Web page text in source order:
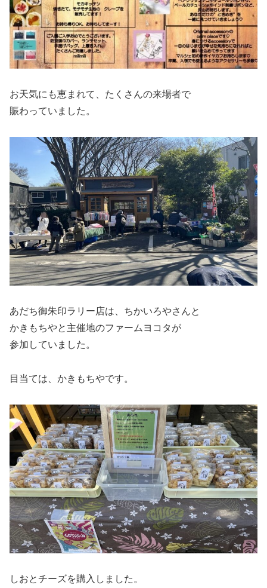
お天気にも恵まれて、たくさんの来場者で
賑わっていました。
あだち御朱印ラリー店は、ちかいろやさんと
かきもちやと主催地のファームヨコタが
参加していました。
目当ては、かきもちやです。
しおとチーズを購入しました。